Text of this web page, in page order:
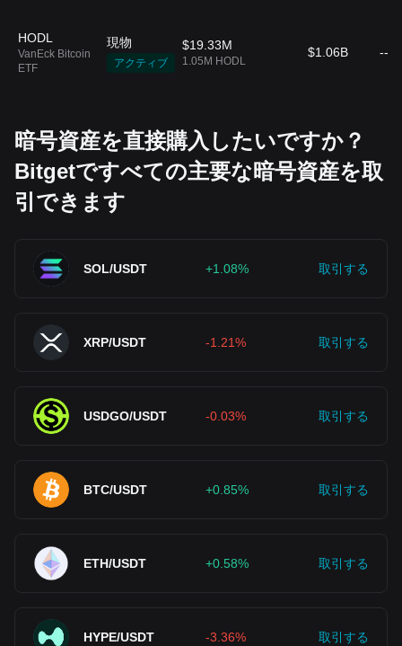
HODL
VanEck Bitcoin
ETF
現物
アクティブ
$19.33M
1.05M HODL
$1.06B --
暗号資産を直接購入したいですか？
Bitgetですべての主要な暗号資産を取
引できます
SOL/USDT +1.08% 取引する
XRP/USDT -1.21% 取引する
USDGO/USDT -0.03% 取引する
BTC/USDT +0.85% 取引する
ETH/USDT +0.58% 取引する
HYPE/USDT -3.36% 取引する